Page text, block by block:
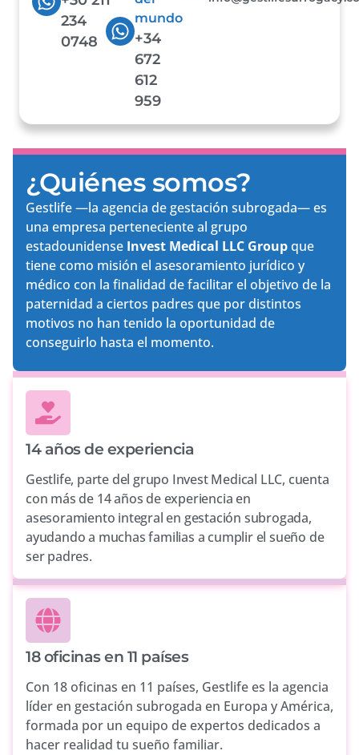
234
0748
mundo
+34
672
612
959
¿Quiénes somos?
Gestlife —la agencia de gestación subrogada— es
una empresa perteneciente al grupo
estadounidense Invest Medical LLC Groupque
tiene como misión el asesoramiento jurídico y
médico con la finalidad de facilitar el objetivo de la
paternidad a ciertos padres que por distintos
motivos no han tenido la oportunidad de
conseguirlo hasta el momento.
14 años de experiencia
Gestlife, parte del grupo Invest Medical LLC, cuenta
con más de 14 años de experiencia en
asesoramiento integral en gestación subrogada,
ayudando a muchas familias a cumplir el sueño de
ser padres.
18 oficinas en 11 países
Con 18 oficinas en 11 países, Gestlife es la agencia
líder en gestación subrogada en Europa y América,
formada por un equipo de expertos dedicados a
hacer realidad tu sueño familiar.